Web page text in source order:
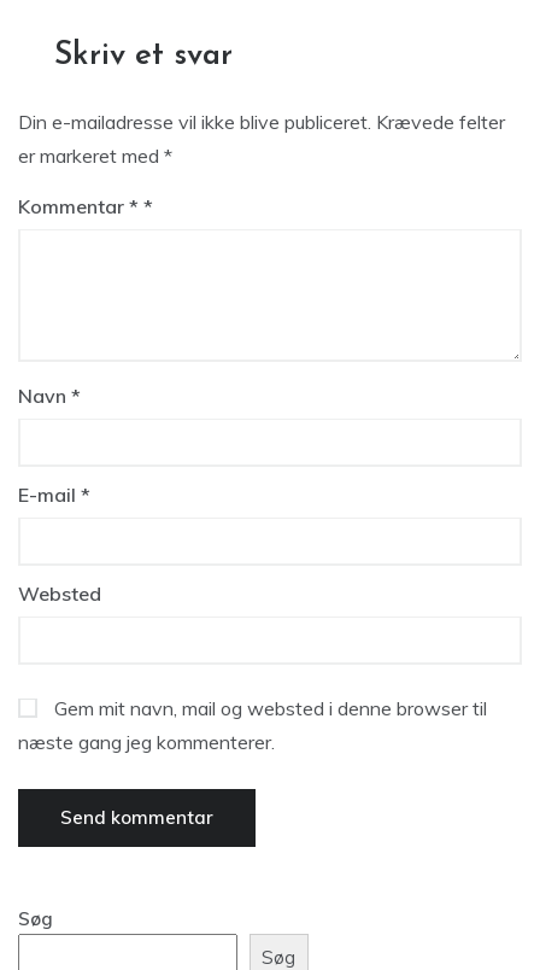
Skriv et svar
Din e-mailadresse vil ikke blive publiceret. Krævede felter
er markeret med *
Kommentar *
Navn *
E-mail *
Websted
Gem mit navn, mail og websted i denne browser til
næste gang jeg kommenterer.
Søg
Søg